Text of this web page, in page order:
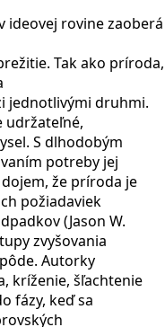
ideovej rovine zaoberá
Tak ako príroda,
jednotlivými druhmi.
udržateľné,
S dlhodobým
potreby jej
že príroda je
požiadaviek
(Jason W.
zvyšovania
Autorky
kríženie, šľachtenie
fázy, keď sa